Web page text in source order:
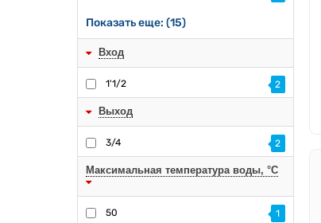
Показать еще: (15)
Вход
1'1/2 2
Выход
3/4 2
Максимальная температура воды, °C
50
1